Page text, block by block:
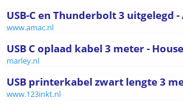
USB-C en Thunderbolt 3 uitgelegd -
www.amac.nl
USB C oplaad kabel 3 meter -
marley.nl
USB printerkabel zwart lengte 3
www.123inkt.nl